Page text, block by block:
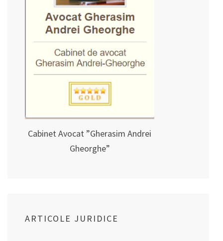
Cabinet Avocat ”Gherasim Andrei
Gheorghe”
ARTICOLE JURIDICE